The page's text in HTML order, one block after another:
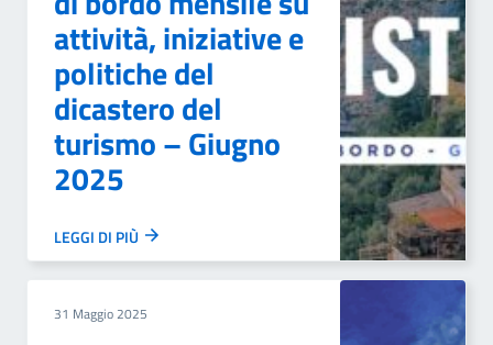
attività, iniziative e
politiche del
dicastero del
turismo – Giugno
2025
LEGGI DI PIÙ
31 Maggio 2025